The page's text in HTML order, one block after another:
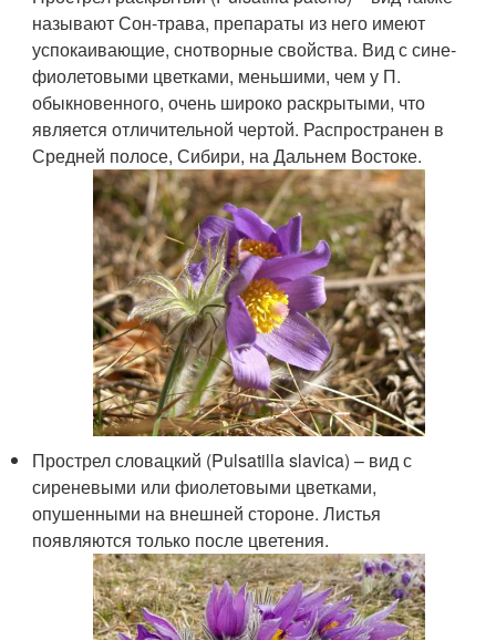
называют Сон-трава, препараты из него имеют
успокаивающие, снотворные свойства. Вид с сине-
фиолетовыми цветками, меньшими, чем у П.
обыкновенного, очень широко раскрытыми, что
является отличительной чертой. Распространен в
Средней полосе, Сибири, на Дальнем Востоке.
Прострел словацкий (Pulsatilla slavica) – вид с
сиреневыми или фиолетовыми цветками,
опушенными на внешней стороне. Листья
появляются только после цветения.